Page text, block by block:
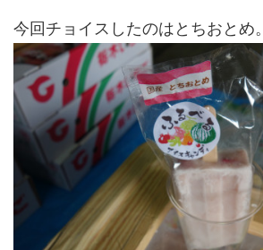
今回チョイスしたのはとちおとめ。